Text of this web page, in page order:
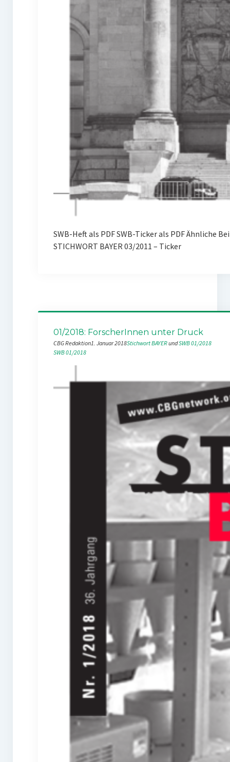
SWB-Heft als PDF SWB-Ticker als PDF Ähnliche
STICHWORT BAYER 03/2011 – Ticker
01/2018: ForscherInnen unter Druck
CBG Redaktion1. Januar 2018Stichwort BAYER und SWB 01/2018
SWB 01/2018